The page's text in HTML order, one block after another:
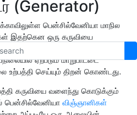
(Generator)
பென்சில்வேனியா மாநில
இதற்கென ஒரு கருவியை
ஜெனரேட்டர்' எனப்படும்
ஏற்படும் மாறுபாட்டை
உற்பத்தி செய்யும் திறன் கொண்டது.
கருவியை வளைந்து கொடுக்கும்
பென்சில்வேனியா விஞ்ஞானிகள்